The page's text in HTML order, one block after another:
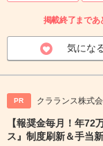
掲載終了まで
気にな
PR クラランス株式
【報奨金毎月！年72
ス』制度刷新＆手当